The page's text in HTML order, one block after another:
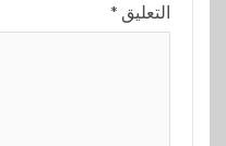
التعليق *